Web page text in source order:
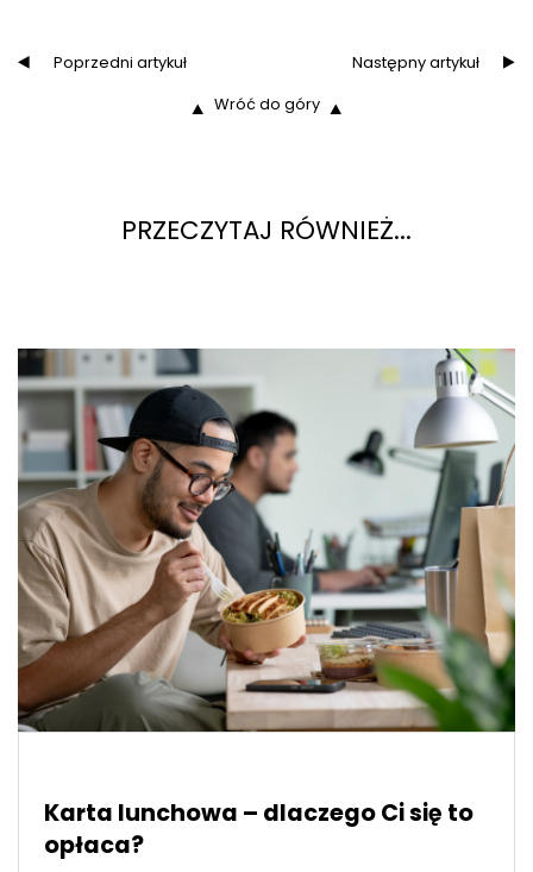
Poprzedni artykuł
Następny artykuł
Wróć do góry
PRZECZYTAJ RÓWNIEŻ...
Karta lunchowa – dlaczego Ci się to
opłaca?